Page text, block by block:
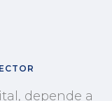
depende a